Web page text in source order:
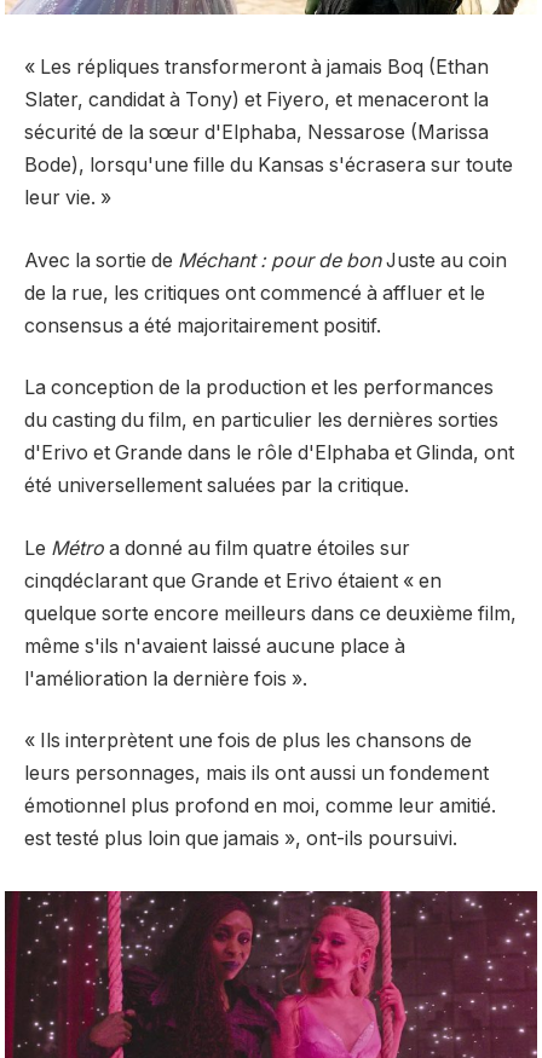
« Les répliques transformeront à jamais Boq (Ethan
Slater, candidat à Tony) et Fiyero, et menaceront la
sécurité de la sœur d'Elphaba, Nessarose (Marissa
Bode), lorsqu'une fille du Kansas s'écrasera sur toute
leur vie. »
Avec la sortie de Méchant : pour de bonJuste au coin
de la rue, les critiques ont commencé à affluer et le
consensus a été majoritairement positif.
La conception de la production et les performances
du casting du film, en particulier les dernières sorties
d'Erivo et Grande dans le rôle d'Elphaba et Glinda, ont
été universellement saluées par la critique.
Le Métro a donné au film quatre étoiles sur
cinqdéclarant que Grande et Erivo étaient « en
quelque sorte encore meilleurs dans ce deuxième film,
même s'ils n'avaient laissé aucune place à
l'amélioration la dernière fois ».
« Ils interprètent une fois de plus les chansons de
leurs personnages, mais ils ont aussi un fondement
émotionnel plus profond en moi, comme leur amitié.
est testé plus loin que jamais », ont-ils poursuivi.